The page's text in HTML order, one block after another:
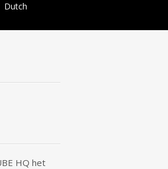
Dutch
HQ het